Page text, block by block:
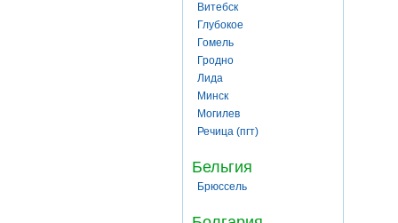
Витебск
Глубокое
Гомель
Гродно
Лида
Минск
Могилев
Речица (пгт)
Бельгия
Брюссель